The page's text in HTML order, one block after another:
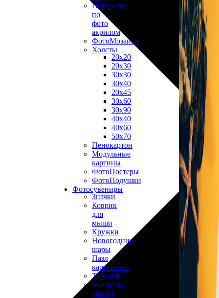
Портреты
по
фото
акрилом
ФотоМозаика
Холсты
20х20
20х30
30х30
30х40
20х45
30х60
30х90
40х40
40х60
50х70
Пенокартон
Модульные
картины
ФотоПостеры
ФотоПодушки
Фотоcувениры
Значки
Коврик
для
мыши
Кружки
Новогодние
шары
Пазл
картонный
Тарелки
Магниты
Пазлы